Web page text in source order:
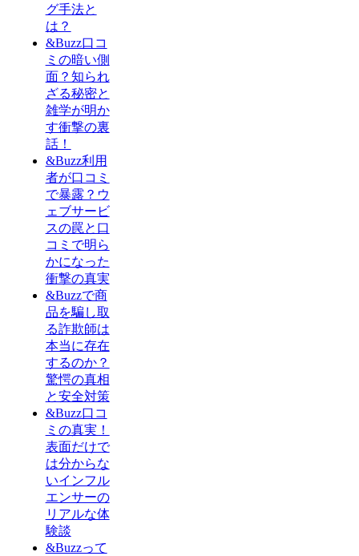
グ手法と
は？
&Buzz口コ
ミの暗い側
面？知られ
ざる秘密と
雑学が明か
す衝撃の裏
話！
&Buzz利用
者が口コミ
で暴露？ウ
ェブサービ
スの罠と口
コミで明ら
かになった
衝撃の真実
&Buzzで商
品を騙し取
る詐欺師は
本当に存在
するのか？
驚愕の真相
と安全対策
&Buzz口コ
ミの真実！
表面だけで
は分からな
いインフル
エンサーの
リアルな体
験談
&Buzzって